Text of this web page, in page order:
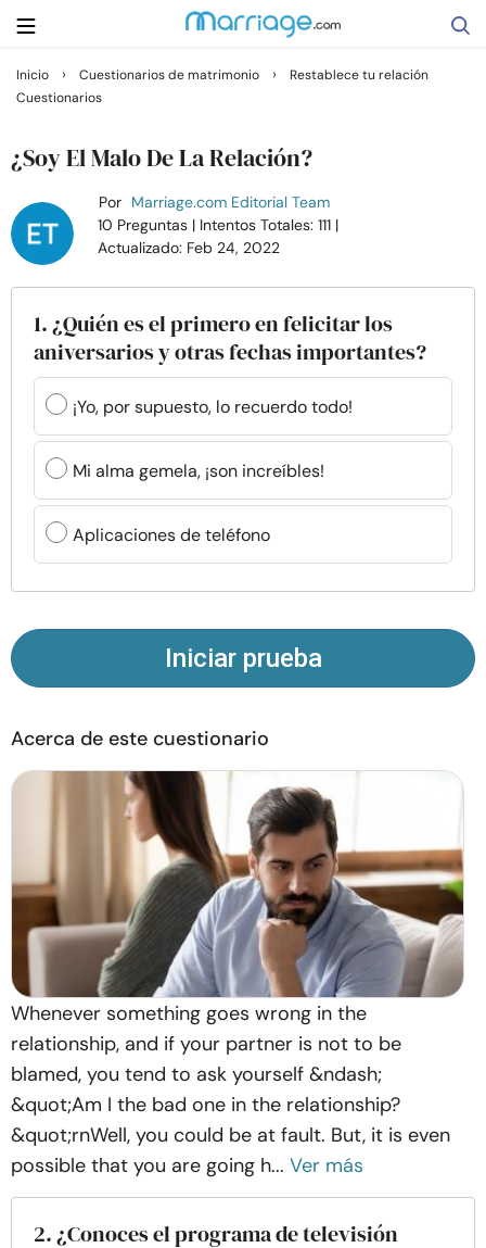
Buscar
Relaciones
Familia
Ayuda
Cursos
Recursos
Comunidad
Encuentra un terapeuta
Idioma ES
Sobre nosotros Contáctanos Escríbenos
Publicidad con
© Copyright 2026. Todos los derechos reservados.
Inicio › Cuestionarios de matrimonio ›
Restablece tu relación
Cuestionarios
¿Soy El Malo De La Relación?
Por Marriage.com Editorial Team
10 Preguntas | Intentos Totales: 111 |
Actualizado: Feb 24, 2022
1. ¿Quién es el primero en felicitar los
aniversarios y otras fechas importantes?
¡Yo, por supuesto, lo recuerdo todo!
Mi alma gemela, ¡son increíbles!
Aplicaciones de teléfono
Iniciar prueba
Acerca de este cuestionario
Whenever something goes wrong in the
relationship, and if your partner is not to be
blamed, you tend to ask yourself &ndash;
&quot;Am I the bad one in the relationship?
&quot;rnWell, you could be at fault. But, it is even
possible that you are going h... Ver más
2. ¿Conoces el programa de televisión